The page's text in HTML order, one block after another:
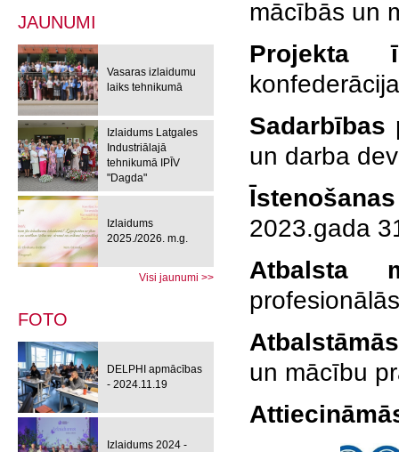
JAUNUMI
Vasaras izlaidumu
laiks tehnikumā
Izlaidums Latgales
Industriālajā
tehnikumā IPĪV
"Dagda"
Izlaidums
2025./2026. m.g.
Visi jaunumi >>
FOTO
DELPHI apmācības
- 2024.11.19
Izlaidums 2024 -
mācībās un
Projekta
konfederācija
Sadarbības
un darba
2023.gada
Atbalsta
un mācību